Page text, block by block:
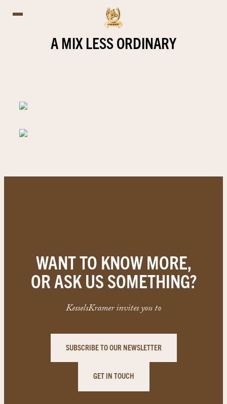
A MIX LESS ORDINARY
WANT TO KNOW MORE,
OR ASK US SOMETHING?
KesselsKramer invites you to
SUBSCRIBE TO OUR NEWSLETTER
GET IN TOUCH